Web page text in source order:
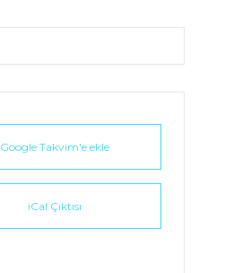
Google Takvim'e ekle
iCal Çıktısı